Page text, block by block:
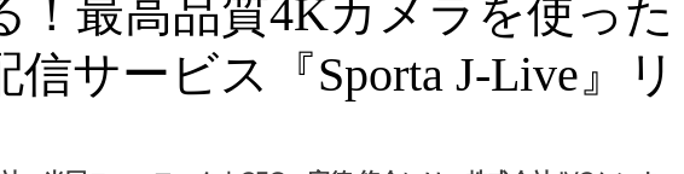
！最高品質4Kカメラを使った
信サービス『Sporta J-Live』リ